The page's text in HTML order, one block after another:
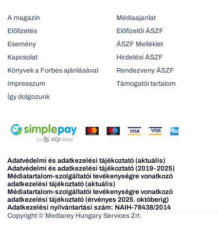
A magazin
Előfizetés
Esemény
Kapcsolat
Könyvek a Forbes ajánlásával
Impresszum
Így dolgozunk
Médiaajanlat
Előfizetői ÁSZF
ÁSZF Melléklet
Hirdetési ÁSZF
Rendezveny ÁSZF
Támogatói tartalom
Adatvédelmi és adatkezelési tájékoztató (aktuális)
Adatvédelmi és adatkezelési tájékoztató (2019-2025)
Médiatartalom-szolgáltatói tevékenységre vonatkozó
adatkezelési tájékoztató (aktuális)
Médiatartalom-szolgáltatói tevékenységre vonatkozó
adatkezelési tájékoztató (érvényes 2025. októberig)
Adatkezelési nyilvántartási szám: NAIH-78438/2014
Copyright © Mediarey Hungary Services Zrt.